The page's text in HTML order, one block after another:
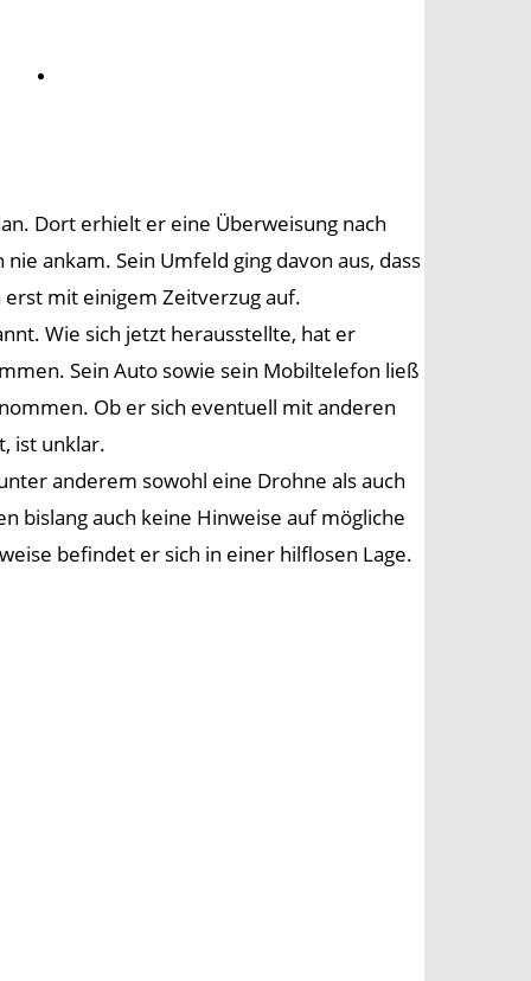
Dort erhielt er eine Überweisung nach
ankam. Sein Umfeld ging davon aus, dass
mit einigem Zeitverzug auf.
Wie sich jetzt herausstellte, hat er
Sein Auto sowie sein Mobiltelefon ließ
Ob er sich eventuell mit anderen
ist unklar.
anderem sowohl eine Drohne als auch
bislang auch keine Hinweise auf mögliche
befindet er sich in einer hilflosen Lage.